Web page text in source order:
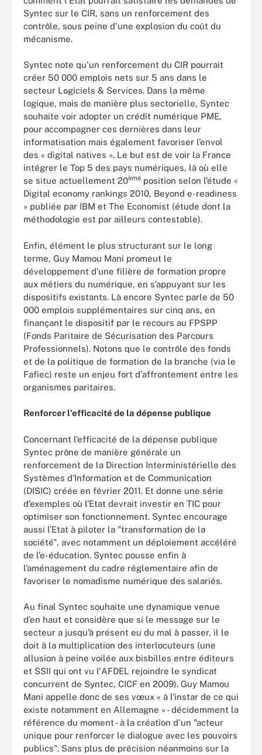
Syntec sur le CIR, sans un renforcement des
contrôle, sous peine d'une explosion du coût du
mécanisme.
Syntec note qu'un renforcement du CIR pourrait
créer 50 000 emplois nets sur 5 ans dans le
secteur Logiciels & Services. Dans la même
logique, mais de manière plus sectorielle, Syntec
souhaite voir adopter un crédit numérique PME,
pour accompagner ces dernières dans leur
informatisation mais également favoriser l’envol
des « digital natives ». Le but est de voir la France
intégrer le Top 5 des pays numériques, là où elle
se situe actuellement 20ème position selon l’étude «
Digital economy rankings 2010, Beyond e-readiness
» publiée par IBM et The Economist (étude dont la
méthodologie est par ailleurs contestable).
Enfin, élément le plus structurant sur le long
terme, Guy Mamou Mani promeut le
développement d’une filière de formation propre
aux métiers du numérique, en s’appuyant sur les
dispositifs existants. Là encore Syntec parle de 50
000 emplois supplémentaires sur cinq ans, en
finançant le dispositif par le recours au FPSPP
(Fonds Paritaire de Sécurisation des Parcours
Professionnels). Notons que le contrôle des fonds
et de la politique de formation de la branche (via le
Fafiec) reste un enjeu fort d'affrontement entre les
organismes paritaires.
Renforcer l'efficacité de la dépense publique
Concernant l’efficacité de la dépense publique
Syntec prône de manière générale un
renforcement de la Direction Interministérielle des
Systèmes d’Information et de Communication
(DISIC) créée en février 2011. Et donne une série
d’exemples où l’Etat devrait investir en TIC pour
optimiser son fonctionnement. Syntec encourage
aussi l’Etat à piloter la "transformation de la
société", avec notamment un déploiement accéléré
de l’e-éducation. Syntec pousse enfin à
l’aménagement du cadre réglementaire afin de
favoriser le nomadisme numérique des salariés.
Au final Syntec souhaite une dynamique venue
d’en haut et considère que si le message sur le
secteur a jusqu’à présent eu du mal à passer, il le
doit à la multiplication des interlocuteurs (une
allusion à peine voilée aux bisbilles entre éditeurs
et SSII qui ont vu l'AFDEL rejoindre le syndicat
concurrent de Syntec, CICF en 2009). Guy Mamou
Mani appelle donc de ses vœux « à l'instar de ce qui
existe notamment en Allemagne » - décidemment la
référence du moment - à la création d'un "acteur
unique pour renforcer le dialogue avec les pouvoirs
publics". Sans plus de précision néanmoins sur la